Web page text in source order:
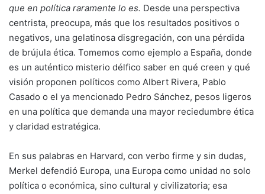
que en política raramente lo es. Desde una perspectiva
centrista, preocupa, más que los resultados positivos o
negativos, una gelatinosa disgregación, con una pérdida
de brújula ética. Tomemos como ejemplo a España, donde
es un auténtico misterio délfico saber en qué creen y qué
visión proponen políticos como Albert Rivera, Pablo
Casado o el ya mencionado Pedro Sánchez, pesos ligeros
en una política que demanda una mayor reciedumbre ética
y claridad estratégica.
En sus palabras en Harvard, con verbo firme y sin dudas,
Merkel defendió Europa, una Europa como unidad no solo
política o económica, sino cultural y civilizatoria; esa